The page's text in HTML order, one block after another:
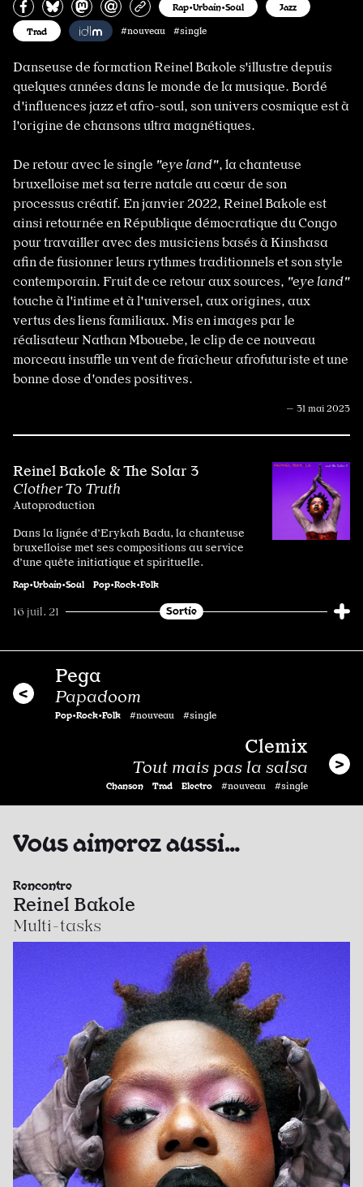
Partagez sur Facebook
Partager sur Bluesky
Partager sur Mastodon
Partagez par e-mail
Copiez l’url
Rap•Urbain•Soul Jazz
Trad #nouveau #single
Danseuse de formation Reinel Bakole s'illustre depuis
quelques années dans le monde de la musique. Bordé
d'influences jazz et afro-soul, son univers cosmique est à
l'origine de chansons ultra magnétiques.
De retour avec le single "eye land", la chanteuse
bruxelloise met sa terre natale au cœur de son
processus créatif. En janvier 2022, Reinel Bakole est
ainsi retournée en République démocratique du Congo
pour travailler avec des musiciens basés à Kinshasa
afin de fusionner leurs rythmes traditionnels et son style
contemporain. Fruit de ce retour aux sources, "eye land"
touche à l'intime et à l'universel, aux origines, aux
vertus des liens familiaux. Mis en images par le
réalisateur Nathan Mbouebe, le clip de ce nouveau
morceau insuffle un vent de fraîcheur afrofuturiste et une
bonne dose d'ondes positives.
— 31 mai 2023
Reinel Bakole & The Solar 3
Clother To Truth
Autoproduction
Dans la lignée d’Erykah Badu, la chanteuse
bruxelloise met ses compositions au service
d’une quête initiatique et spirituelle.
Rap•Urbain•Soul Pop•Rock•Folk
16 juil. 21 Sortie
Pega
Papadoom
Pop•Rock•Folk #nouveau #single
Clemix
Tout mais pas la salsa
Chanson Trad Electro #nouveau #single
Vous aimerez aussi…
Rencontre
Reinel Bakole
Multi-tasks